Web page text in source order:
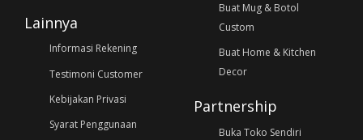
Lainnya
Informasi Rekening
Testimoni Customer
Kebijakan Privasi
Syarat Penggunaan
Buat Mug & Botol
Custom
Buat Home & Kitchen
Decor
Partnership
Buka Toko Sendiri